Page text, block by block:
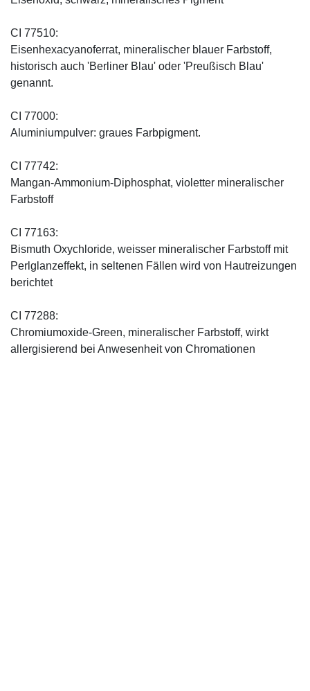
CI 77510:
Eisenhexacyanoferrat, mineralischer blauer Farbstoff,
historisch auch 'Berliner Blau' oder 'Preußisch Blau'
genannt.
CI 77000:
Aluminiumpulver: graues Farbpigment.
CI 77742:
Mangan-Ammonium-Diphosphat, violetter mineralischer
Farbstoff
CI 77163:
Bismuth Oxychloride, weisser mineralischer Farbstoff mit
Perlglanzeffekt, in seltenen Fällen wird von Hautreizungen
berichtet
CI 77288:
Chromiumoxide-Green, mineralischer ­Farbstoff, wirkt
allergisierend bei Anwesenheit von Chromationen